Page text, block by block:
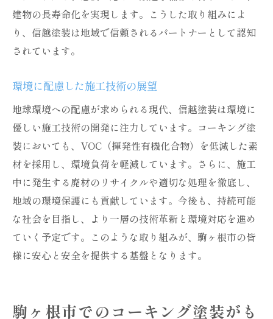
建物の長寿命化を実現します。こうした取り組みによ
り、信越塗装は地域で信頼されるパートナーとして認知
されています。
環境に配慮した施工技術の展望
地球環境への配慮が求められる現代、信越塗装は環境に
優しい施工技術の開発に注力しています。コーキング塗
装においても、VOC（揮発性有機化合物）を低減した素
材を採用し、環境負荷を軽減しています。さらに、施工
中に発生する廃材のリサイクルや適切な処理を徹底し、
地域の環境保護にも貢献しています。今後も、持続可能
な社会を目指し、より一層の技術革新と環境対応を進め
ていく予定です。このような取り組みが、駒ヶ根市の皆
様に安心と安全を提供する基盤となります。
駒ヶ根市でのコーキング塗装がも